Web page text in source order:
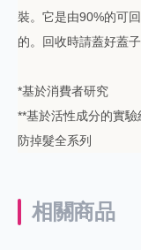
裝。它是由90%的可
的。回收時請蓋好蓋子
*基於消費者研究
**基於活性成分的實
防掉髮全系列
相關商品